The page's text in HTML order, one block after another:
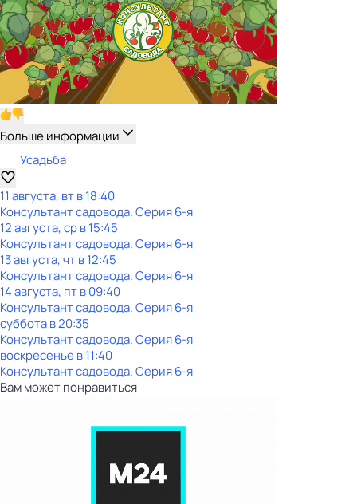
Больше информации
Усадьба
11 августа, вт в 18:40
Консультант садовода. Серия 6-я
12 августа, ср в 15:45
Консультант садовода. Серия 6-я
13 августа, чт в 12:45
Консультант садовода. Серия 6-я
14 августа, пт в 09:40
Консультант садовода. Серия 6-я
субботав20:35
Консультант садовода. Серия 6-я
воскресенье в11:40
Консультант садовода. Серия 6-я
Вам может понравиться